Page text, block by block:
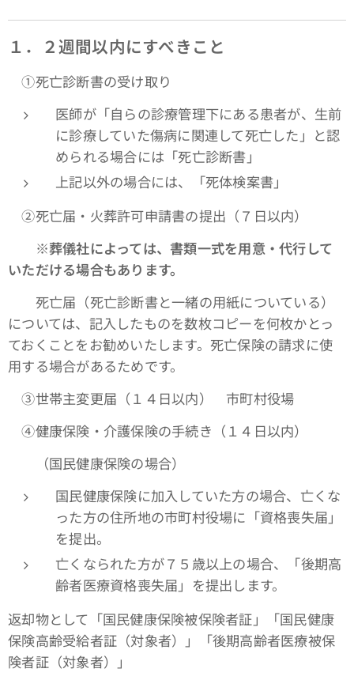
１．２週間以内にすべきこと
①死亡診断書の受け取り
医師が「自らの診療管理下にある患者が、生前
に診療していた傷病に関連して死亡した」と認
められる場合には「死亡診断書」
上記以外の場合には、「死体検案書」
➁死亡届・火葬許可申請書の提出（７日以内）
※葬儀社によっては、書類一式を用意・代行して
いただける場合もあります。
死亡届（死亡診断書と一緒の用紙についている）
については、記入したものを数枚コピーを何枚かとっ
ておくことをお勧めいたします。死亡保険の請求に使
用する場合があるためです。
③世帯主変更届（１４日以内） 市町村役場
④健康保険・介護保険の手続き（１４日以内）
（国民健康保険の場合）
国民健康保険に加入していた方の場合、亡くな
った方の住所地の市町村役場に「資格喪失届」
を提出。
亡くなられた方が７５歳以上の場合、「後期高
齢者医療資格喪失届」を提出します。
返却物として「国民健康保険被保険者証」「国民健康
保険高齢受給者証（対象者）」「後期高齢者医療被保
険者証（対象者）」